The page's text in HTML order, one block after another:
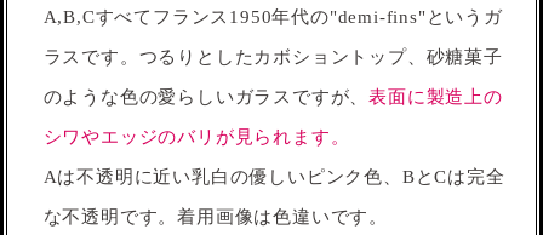
A,B,Cすべてフランス1950年代の"demi-fins"というガ
ラスです。つるりとしたカボショントップ、砂糖菓子
のような色の愛らしいガラスですが、表面に製造上の
シワやエッジのバリが見られます。
Aは不透明に近い乳白の優しいピンク色、BとCは完全
な不透明です。着用画像は色違いです。